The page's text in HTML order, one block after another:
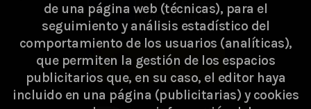
de una página web (técnicas), para el
seguimiento y análisis estadístico del
comportamiento de los usuarios (analíticas),
que permiten la gestión de los espacios
publicitarios que, en su caso, el editor haya
incluido en una página (publicitarias) y cookies